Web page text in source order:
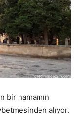
bir hamamın
alıyor.